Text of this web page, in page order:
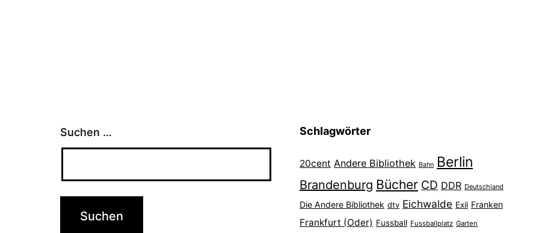
Suchen … Schlagwörter
20cent Andere Bibliothek Bahn Berlin
Brandenburg Bücher CD DDR Deutschland
Die Andere Bibliothek dtv Eichwalde Exil Franken
Frankfurt (Oder) Fussball Fussballplatz Garten